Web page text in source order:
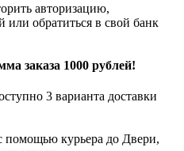
авторизацию,
или обратиться в свой банк
заказа 1000 рублей!
3 варианта доставки
помощью курьера до Двери,